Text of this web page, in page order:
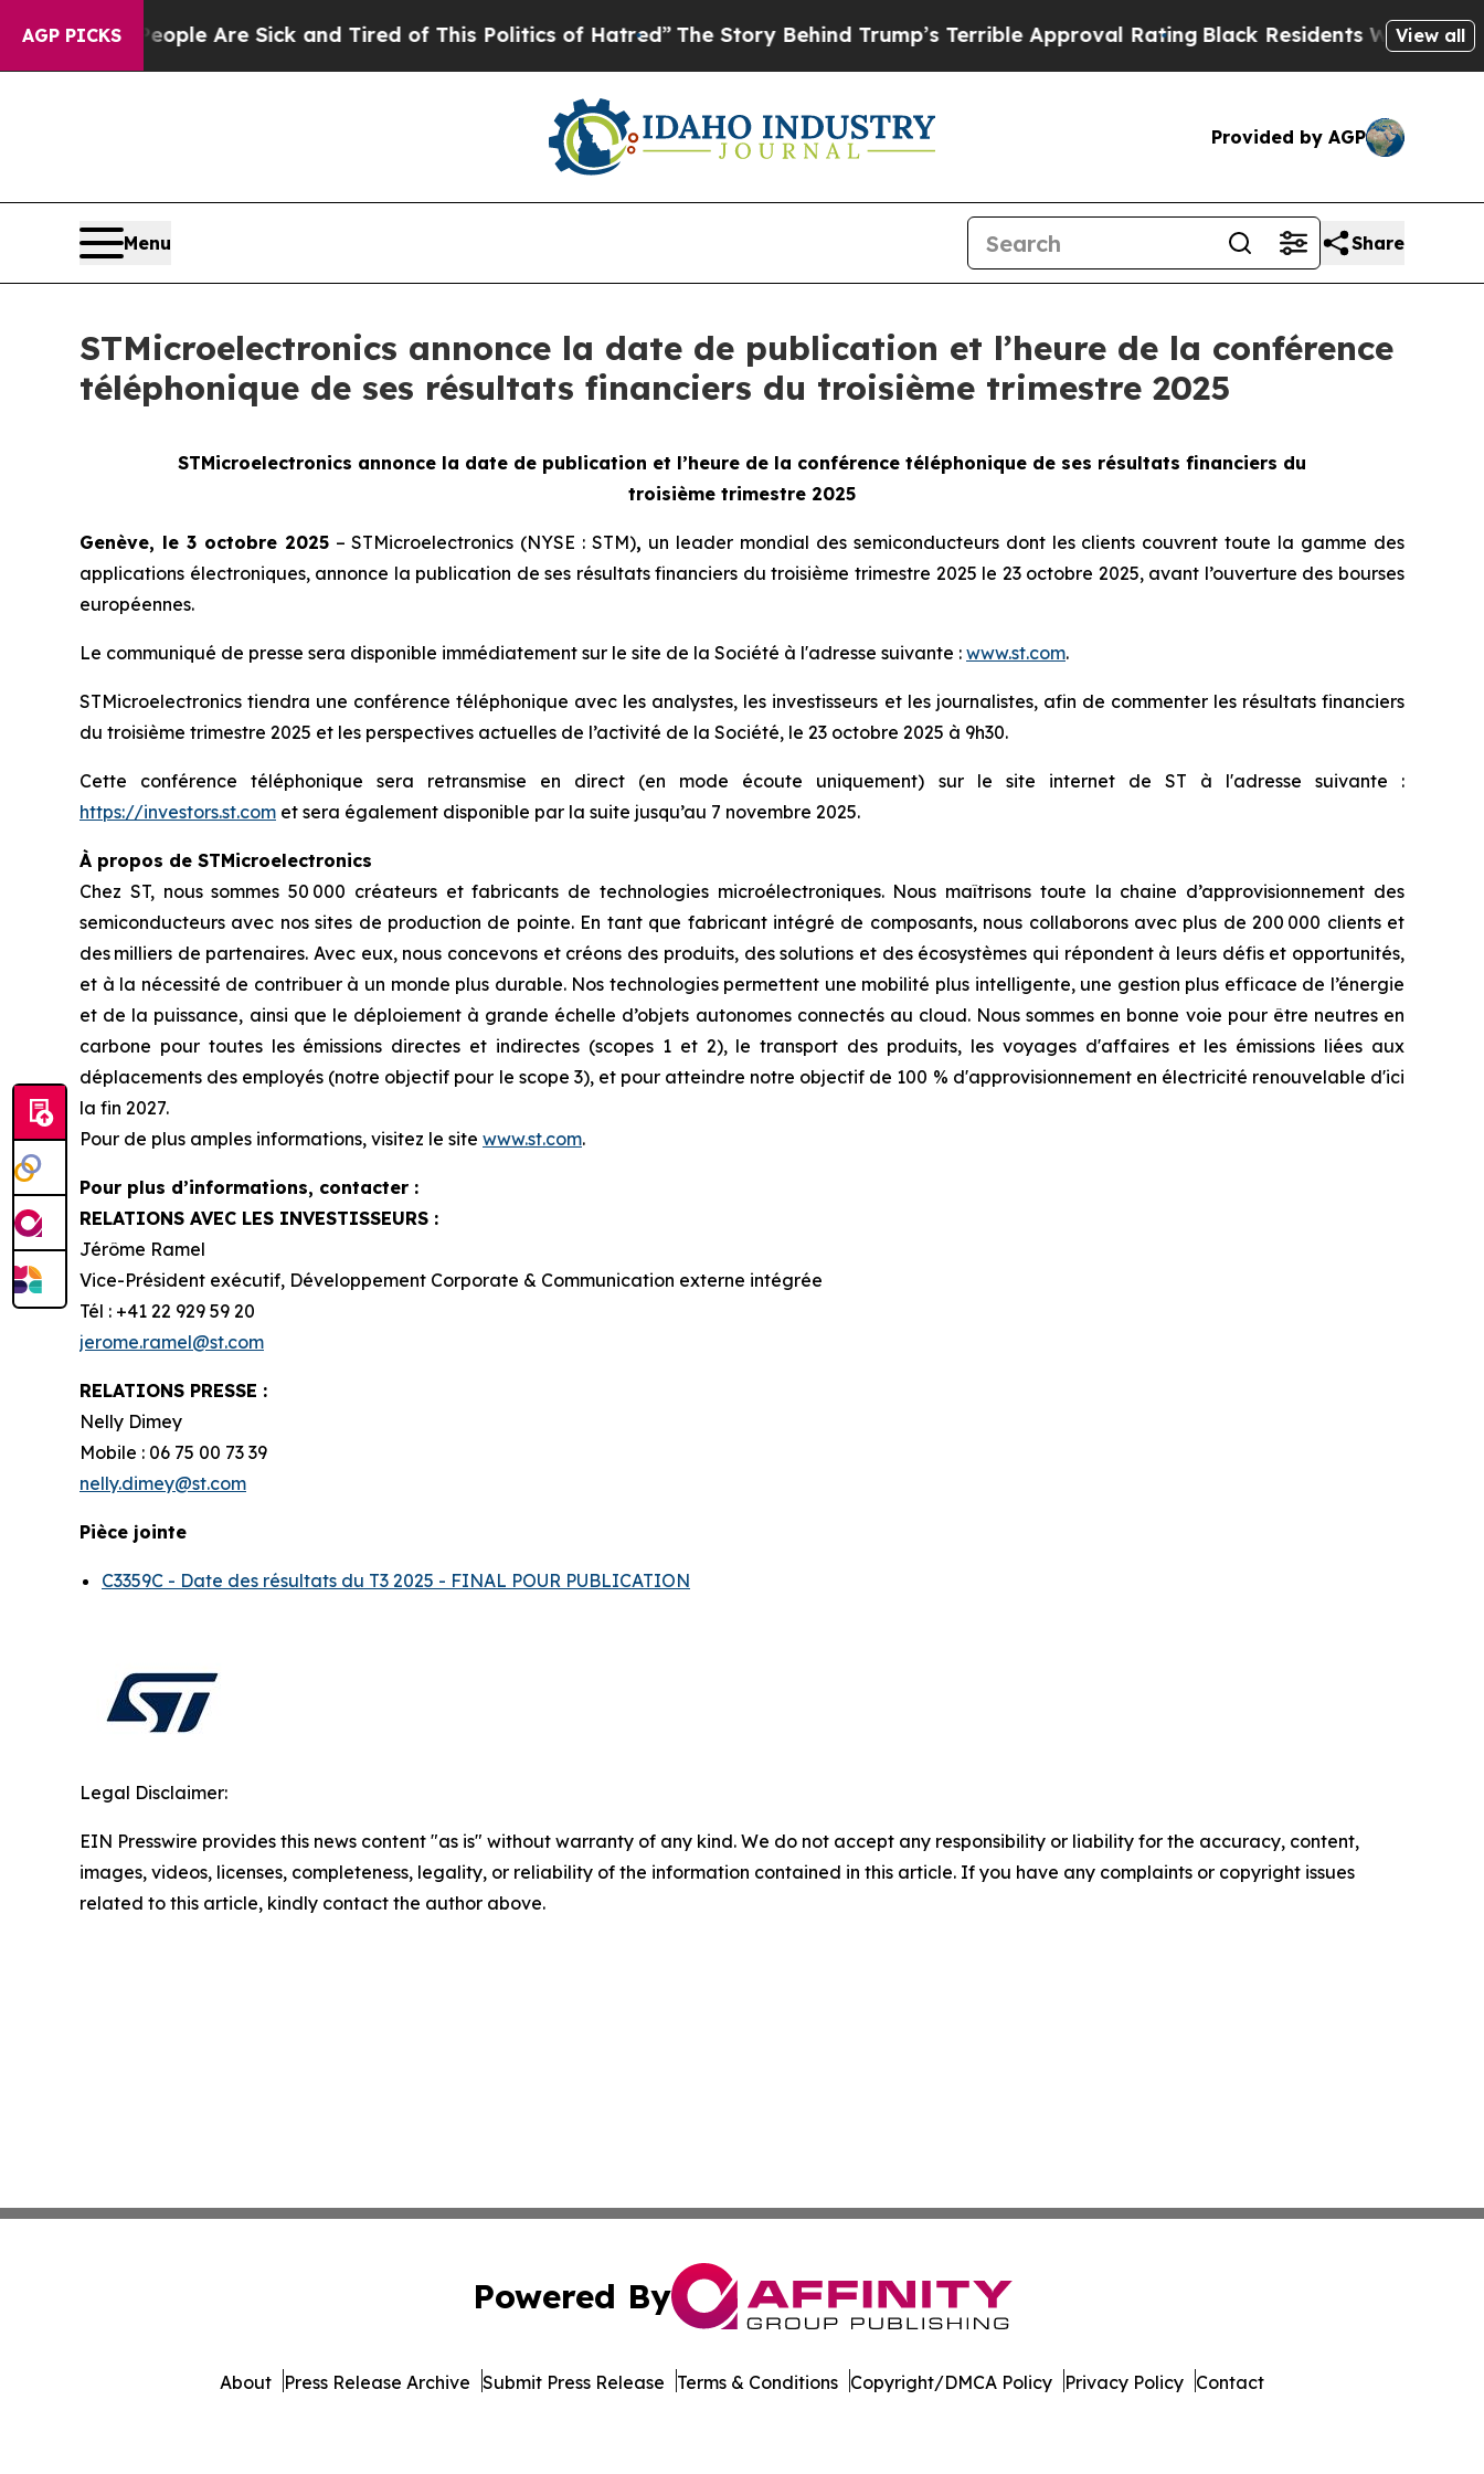
AGP PICKS
Win: “People Are Sick and Tired of This Politics of Hatred”The Story Behind Trump’s Terrible Approval RatingBlack Residents Warned ofView all
Provided by AGP
Menu Share
STMicroelectronics annonce la date de publication et l’heure de la conférence
téléphonique de ses résultats financiers du troisième trimestre 2025
STMicroelectronics annonce la date de publication et l’heure de la conférence téléphonique de ses résultats financiers du
troisième trimestre 2025
Genève, le 3 octobre 2025– STMicroelectronics (NYSE : STM), un leader mondial des semiconducteurs dont les clients couvrent toute la gamme des
applications électroniques, annonce la publication de ses résultats financiers du troisième trimestre 2025 le 23 octobre 2025, avant l’ouverture des bourses
européennes.
Le communiqué de presse sera disponible immédiatement sur le site de la Société à l'adresse suivante : www.st.com.
STMicroelectronics tiendra une conférence téléphonique avec les analystes, les investisseurs et les journalistes, afin de commenter les résultats financiers
du troisième trimestre 2025 et les perspectives actuelles de l’activité de la Société, le 23 octobre 2025 à 9h30.
Cette conférence téléphonique sera retransmise en direct (en mode écoute uniquement) sur le site internet de ST à l'adresse suivante :
https://investors.st.com et sera également disponible par la suite jusqu’au 7 novembre 2025.
À propos de STMicroelectronics
Chez ST, nous sommes 50 000 créateurs et fabricants de technologies microélectroniques. Nous maîtrisons toute la chaine d’approvisionnement des
semiconducteurs avec nos sites de production de pointe. En tant que fabricant intégré de composants, nous collaborons avec plus de 200 000 clients et
des milliers de partenaires. Avec eux, nous concevons et créons des produits, des solutions et des écosystèmes qui répondent à leurs défis et opportunités,
et à la nécessité de contribuer à un monde plus durable. Nos technologies permettent une mobilité plus intelligente, une gestion plus efficace de l’énergie
et de la puissance, ainsi que le déploiement à grande échelle d’objets autonomes connectés au cloud. Nous sommes en bonne voie pour être neutres en
carbone pour toutes les émissions directes et indirectes (scopes 1 et 2), le transport des produits, les voyages d'affaires et les émissions liées aux
déplacements des employés (notre objectif pour le scope 3), et pour atteindre notre objectif de 100 % d'approvisionnement en électricité renouvelable d'ici
la fin 2027.
Pour de plus amples informations, visitez le site www.st.com.
Pour plus d’informations, contacter :
RELATIONS AVEC LES INVESTISSEURS :
Jérôme Ramel
Vice-Président exécutif, Développement Corporate & Communication externe intégrée
Tél : +41 22 929 59 20
jerome.ramel@st.com
RELATIONS PRESSE :
Nelly Dimey
Mobile : 06 75 00 73 39
nelly.dimey@st.com
Pièce jointe
C3359C - Date des résultats du T3 2025 - FINAL POUR PUBLICATION
Legal Disclaimer:
EIN Presswire provides this news content "as is" without warranty of any kind. We do not accept any responsibility or liability for the accuracy, content,
images, videos, licenses, completeness, legality, or reliability of the information contained in this article. If you have any complaints or copyright issues
related to this article, kindly contact the author above.
Powered By
About Press Release Archive Submit Press Release Terms & Conditions Copyright/DMCA Policy Privacy Policy Contact